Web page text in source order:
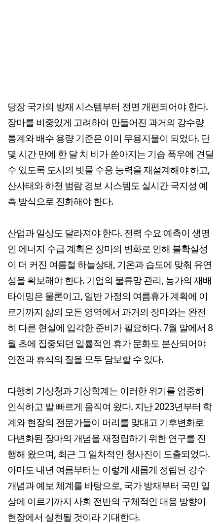
당장 국가의 방재 시스템부터 전면 개편되어야 한다.
장마를 비중있게 고려하여 만들어진 과거의 강수량
통계와 배수 용량 기준은 이미 무용지물이 되었다. 단
몇 시간 만에 한 달 치 비가 쏟아지는 기습 폭우에 견딜
수 있도록 도시의 빗물 수용 능력을 재설계해야 하고,
산사태와 하천 범람 경보 시스템도 실시간 국지성 예
측 방식으로 진화해야 한다.
산업과 일상도 달라져야 한다. 전력 수요 예측이 생명
인 에너지 수급 계획은 장마의 변화로 인해 불확실성
이 더 커진 여름철 하늘상태, 기온과 습도에 맞춰 유연
성을 확보해야 한다. 기업의 물류망 관리, 농가의 재배
타이밍은 물론이고, 일반 가정의 여름휴가 계획에 이
르기까지 삶의 모든 영역에서 과거의 장마와는 완전
히 다른 현실에 입각한 준비가 필요하다. 7월 말에서 8
월 초에 집중되던 일률적인 휴가 문화도 분산되어야
안전과 휴식의 질을 모두 담보할 수 있다.
다행히 기상청과 기상학계는 이러한 위기를 엄중히
인식하고 발 빠르게 움직여 왔다. 지난 2023년부터 학
계와 현장의 전문가들이 머리를 맞대고 기후변화로
다변화된 장마의 개념을 재정립하기 위한 연구를 진
행해 왔으며, 최근 그 일차적인 청사진이 도출되었다.
아마도 내년 여름부터는 이렇게 새롭게 정립된 강수
개념과 예보 체계를 바탕으로, 국가 방재부터 국민 일
상에 이르기까지 사회 전반의 구체적인 대응 방향이
현장에서 실천될 것이라 기대한다.